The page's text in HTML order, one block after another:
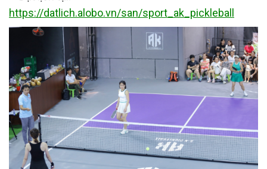
https://datlich.alobo.vn/san/sport_ak_pickleball